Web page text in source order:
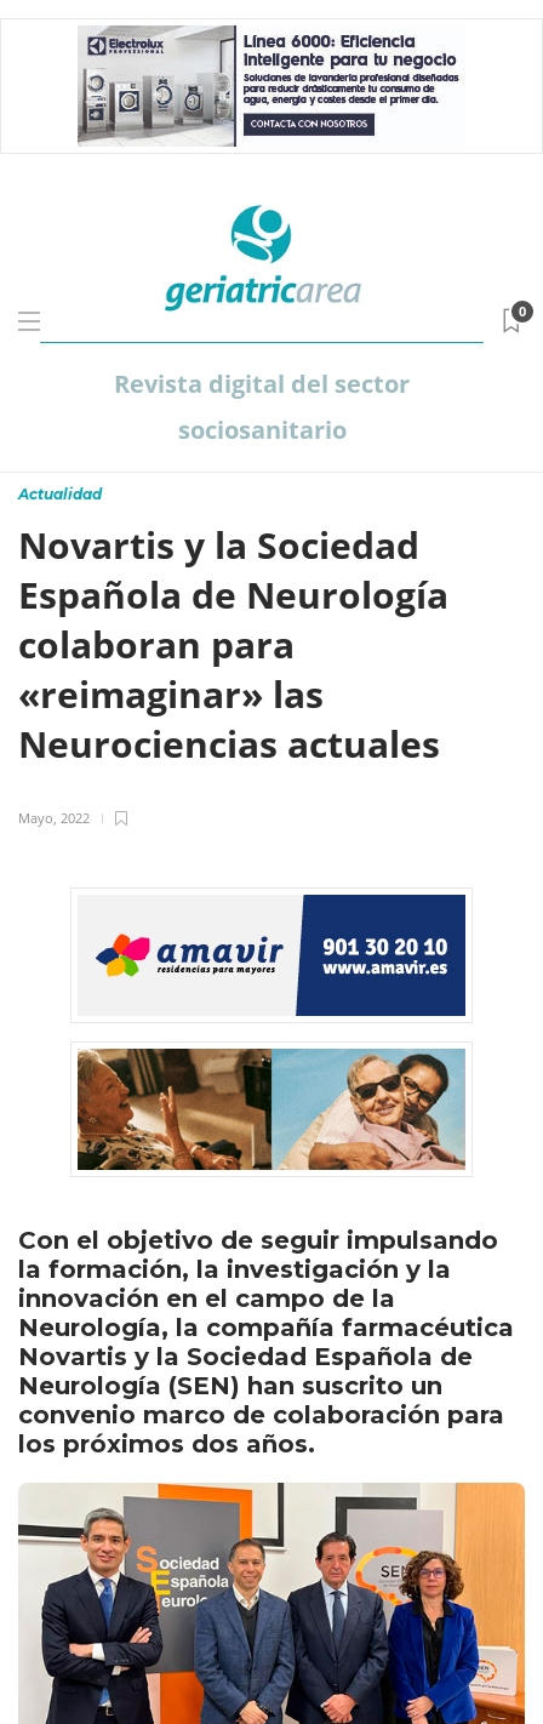
Revista digital del sector
sociosanitario
0
Actualidad
Novartis y la Sociedad
Española de Neurología
colaboran para
«reimaginar» las
Neurociencias actuales
Mayo, 2022
Con el objetivo de seguir impulsando
la formación, la investigación y la
innovación en el campo de la
Neurología, la compañía farmacéutica
Novartis y la Sociedad Española de
Neurología (SEN) han suscrito un
convenio marco de colaboración para
los próximos dos años.